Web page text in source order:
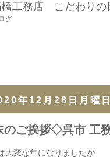
橋工務店 こだわりの
グ
年12月28日月曜日
のご挨拶◇呉市 工
大変な年になりましたが